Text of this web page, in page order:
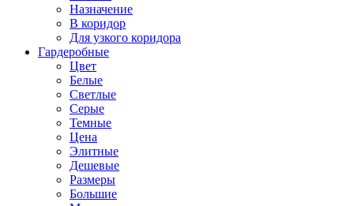
Назначение
В коридор
Для узкого коридора
Гардеробные
Цвет
Белые
Светлые
Серые
Темные
Цена
Элитные
Дешевые
Размеры
Большие